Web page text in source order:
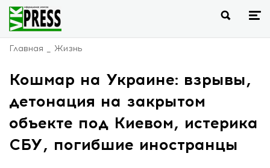
Главная Жизнь
Кошмар на Украине: взрывы,
детонация на закрытом
объекте под Киевом, истерика
СБУ, погибшие иностранцы